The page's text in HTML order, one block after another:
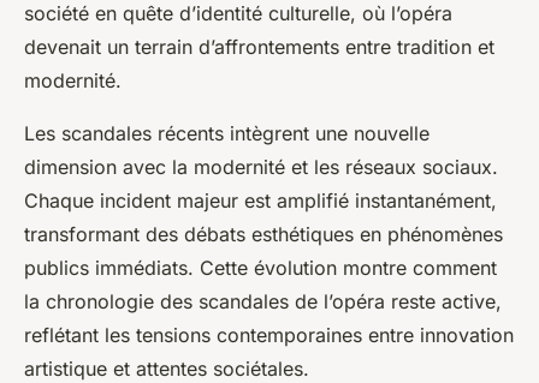
société en quête d’identité culturelle, où l’opéra
devenait un terrain d’affrontements entre tradition et
modernité.
Les scandales récents intègrent une nouvelle
dimension avec la modernité et les réseaux sociaux.
Chaque incident majeur est amplifié instantanément,
transformant des débats esthétiques en phénomènes
publics immédiats. Cette évolution montre comment
la chronologie des scandales de l’opéra reste active,
reflétant les tensions contemporaines entre innovation
artistique et attentes sociétales.